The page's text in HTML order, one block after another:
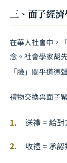
三、面子經濟
在華人社會中，
念。社會學家胡
「臉」關乎道德
禮物交換與面子
送禮 = 給
收禮 = 承